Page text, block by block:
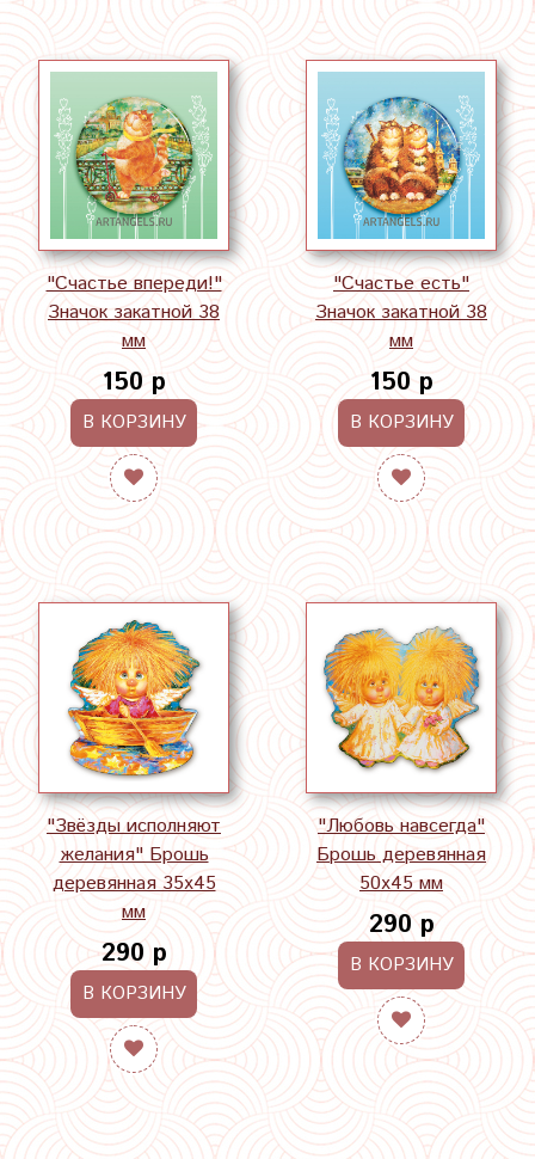
"Счастье впереди!"
Значок закатной 38
мм
150 р
В КОРЗИНУ
"Счастье есть"
Значок закатной 38
мм
150 р
В КОРЗИНУ
"Звёзды исполняют
желания" Брошь
деревянная 35х45
мм
290 р
В КОРЗИНУ
"Любовь навсегда"
Брошь деревянная
50х45 мм
290 р
В КОРЗИНУ